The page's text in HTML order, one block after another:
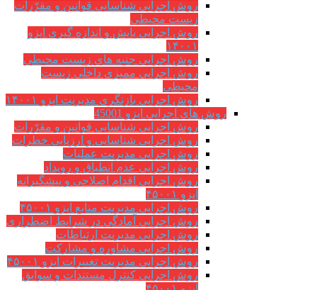
روش اجرایی شناسایی قوانین و مقرّرات
زیست محیطی
روش اجرایی پایش و اندازه گیری ایزو
۱۴۰۰۱
روش اجرایی جنبه های زیست محیطی
روش اجرایی ممیزی داخلی زیست
محیطی
روش اجرایی بازنگری مدیریت ایزو ۱۴۰۰۱
روش های اجرایی ایزو 45001
روش اجرایی شناسایی قوانین و مقرّرات
روش اجرایی شناسایی و ارزیابی خطرات
روش اجرایی مدیریت عملیات
روش اجرایی عدم انطباق و رویداد
روش اجرایی اقدام اصلاحی و پیشگیرانه
ایزو ۴۵۰۰۱
روش اجرایی مدیریت منابع ایزو ۴۵۰۰۱
روش اجرایی آمادگی در شرایط اضطراری
روش اجرایی مدیریت ارتباطات
روش اجرایی مشاوره و مشارکت
روش اجرایی مدیریت تغییرات ایزو ۴۵۰۰۱
روش اجرایی کنترل مستندات و سوابق